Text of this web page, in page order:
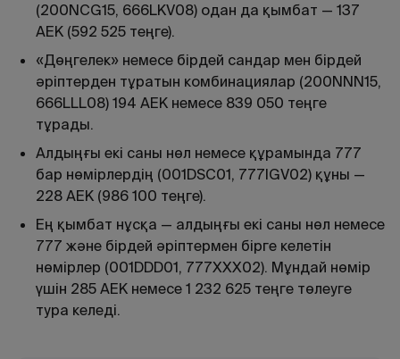
(200NCG15, 666LKV08) одан да қымбат — 137
АЕК (592 525 теңге).
«Дөңгелек» немесе бірдей сандар мен бірдей
әріптерден тұратын комбинациялар (200NNN15,
666LLL08) 194 АЕК немесе 839 050 теңге
тұрады.
Алдыңғы екі саны нөл немесе құрамында 777
бар нөмірлердің (001DSC01, 777IGV02) құны —
228 АЕК (986 100 теңге).
Ең қымбат нұсқа — алдыңғы екі саны нөл немесе
777 және бірдей әріптермен бірге келетін
нөмірлер (001DDD01, 777XXX02). Мұндай нөмір
үшін 285 АЕК немесе 1 232 625 теңге төлеуге
тура келеді.